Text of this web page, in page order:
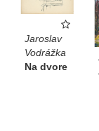
Jaroslav
Vodrážka
Na dvore